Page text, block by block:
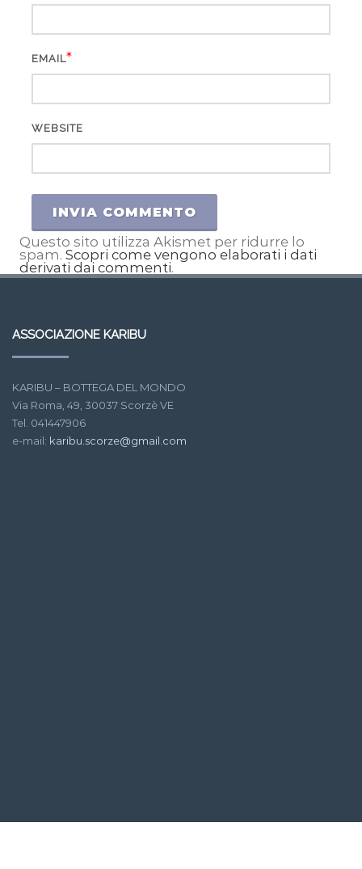
EMAIL*
WEBSITE
Questo sito utilizza Akismet per ridurre lo
spam. Scopri come vengono elaborati i dati
derivati dai commenti.
ASSOCIAZIONE KARIBU
KARIBU – BOTTEGA DEL MONDO
Via Roma, 49, 30037 Scorzè VE
Tel. 041447906
e-mail: karibu.scorze@gmail.com